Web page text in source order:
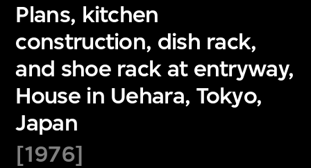
Plans, kitchen
construction, dish rack,
and shoe rack at entryway,
House in Uehara, Tokyo,
Japan
[1976]